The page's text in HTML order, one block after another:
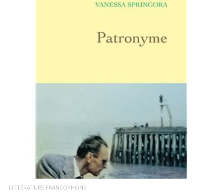
LIRE LA SUITE
LITTÉRATURE FRANCOPHONE